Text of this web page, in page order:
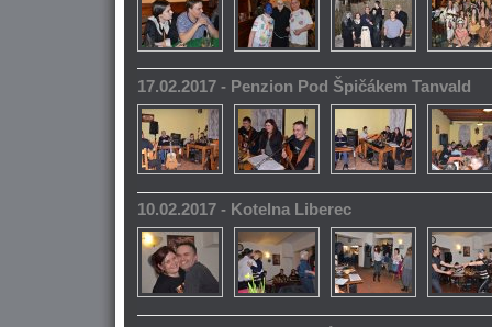
17.02.2017 - Penzion Pod Špičákem Tanvald
10.02.2017 - Kotelna Liberec